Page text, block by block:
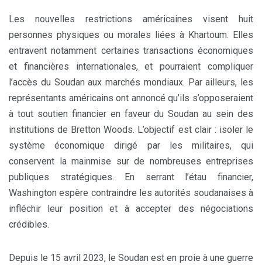
Les nouvelles restrictions américaines visent huit
personnes physiques ou morales liées à Khartoum. Elles
entravent notamment certaines transactions économiques
et financières internationales, et pourraient compliquer
l’accès du Soudan aux marchés mondiaux. Par ailleurs, les
représentants américains ont annoncé qu’ils s’opposeraient
à tout soutien financier en faveur du Soudan au sein des
institutions de Bretton Woods. L’objectif est clair : isoler le
système économique dirigé par les militaires, qui
conservent la mainmise sur de nombreuses entreprises
publiques stratégiques. En serrant l’étau financier,
Washington espère contraindre les autorités soudanaises à
infléchir leur position et à accepter des négociations
crédibles.
Depuis le 15 avril 2023, le Soudan est en proie à une guerre